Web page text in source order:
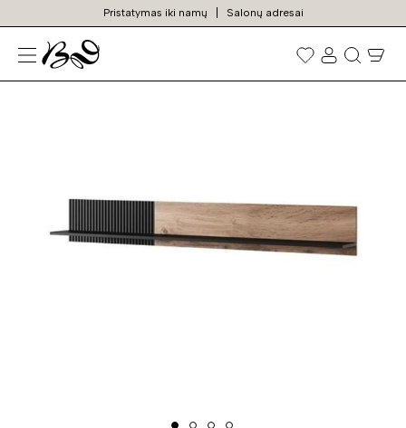
Pristatymas iki namų Salonų adresai
Prekių
paieška
N